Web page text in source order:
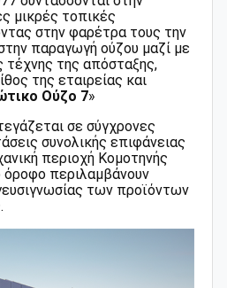
μικρές τοπικές
στην φαρέτρα τους την
παραγωγή ούζου μαζί με
τέχνης της απόσταξης,
της εταιρείας και
Ούζο 7»
σε σύγχρονες
συνολικής επιφάνειας
περιοχή Κομοτηνής
περιλαμβάνουν
των προϊόντων